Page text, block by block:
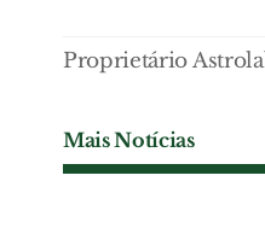
Proprietário
Mais Notícias